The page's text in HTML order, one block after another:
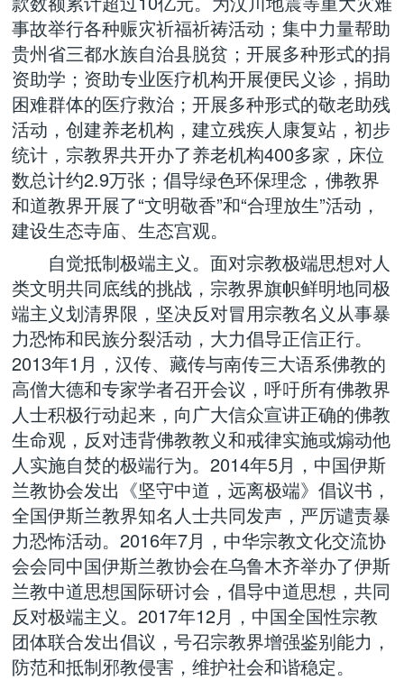
事故举行各种赈灾祈福祈祷活动；集中力量帮助
贵州省三都水族自治县脱贫；开展多种形式的捐
资助学；资助专业医疗机构开展便民义诊，捐助
困难群体的医疗救治；开展多种形式的敬老助残
活动，创建养老机构，建立残疾人康复站，初步
统计，宗教界共开办了养老机构400多家，床位
数总计约2.9万张；倡导绿色环保理念，佛教界
和道教界开展了“文明敬香”和“合理放生”活动，
建设生态寺庙、生态宫观。
自觉抵制极端主义。面对宗教极端思想对人
类文明共同底线的挑战，宗教界旗帜鲜明地同极
端主义划清界限，坚决反对冒用宗教名义从事暴
力恐怖和民族分裂活动，大力倡导正信正行。
2013年1月，汉传、藏传与南传三大语系佛教的
高僧大德和专家学者召开会议，呼吁所有佛教界
人士积极行动起来，向广大信众宣讲正确的佛教
生命观，反对违背佛教教义和戒律实施或煽动他
人实施自焚的极端行为。2014年5月，中国伊斯
兰教协会发出《坚守中道，远离极端》倡议书，
全国伊斯兰教界知名人士共同发声，严厉谴责暴
力恐怖活动。2016年7月，中华宗教文化交流协
会会同中国伊斯兰教协会在乌鲁木齐举办了伊斯
兰教中道思想国际研讨会，倡导中道思想，共同
反对极端主义。2017年12月，中国全国性宗教
团体联合发出倡议，号召宗教界增强鉴别能力，
防范和抵制邪教侵害，维护社会和谐稳定。